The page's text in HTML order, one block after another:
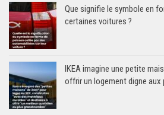
Que signifie le symbole en
certaines voitures ?
IKEA imagine une petite
offrir un logement digne